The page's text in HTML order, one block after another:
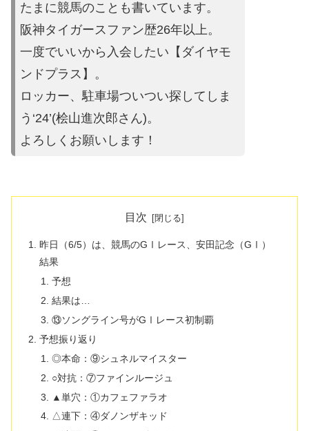
たまに競馬のことも書いています。
阪神タイガースファン歴26年以上。
一度でいいから入会したい【ダイヤモ
ンドプラス】。
ロッカー、駐車場ついつい探してしま
う‘24’(桧山進次郎さん)。
よろしくお願いします！
目次
昨日（6/5）は、競馬のGⅠレース、安田記念（GⅠ）
結果
予想
結果は…
⑬ソングライン号がGⅠレース初制覇
予想振り返り
◎本命：⑨シュネルマイスター
○対抗：⑦ファインルージュ
▲単穴：①カフェファラオ
△連下：④ダノンザキッド